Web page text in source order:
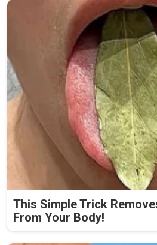
This Simple Trick
From Your Body!